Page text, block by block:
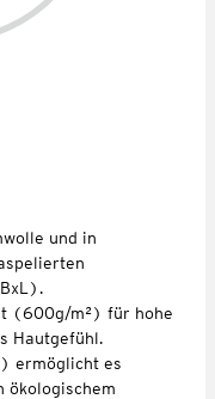
und in
(600g/m²) für hohe
Hautgefühl.
ermöglicht es
ökologischem